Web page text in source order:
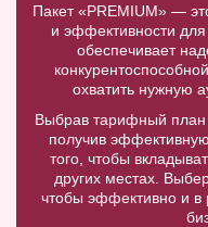
Пакет «PREMIUM» —
и эффективности
обеспечивает
охватить нужную
Выбрав тарифный план
получив
того, чтобы
других местах.
чтобы эффективно и в